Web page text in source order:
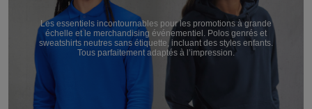
Les essentiels incontournables pour les promotions à grande
échelle et le merchandising événementiel. Polos genrés et
sweatshirts neutres sans étiquette, incluant des styles enfants.
Tous parfaitement adaptés à l’impression.